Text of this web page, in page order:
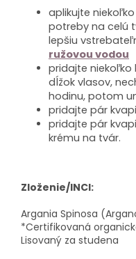
aplikujte
potreby na celú
lepšiu
ružovou vodou
pridajte niekoľko
dĺžok vlasov,
hodinu, potom
pridajte pár
pridajte pár
krému na tvár.
Zloženie/INCI:
Argania Spinosa
*Certifikovaná
Lisovaný za studena